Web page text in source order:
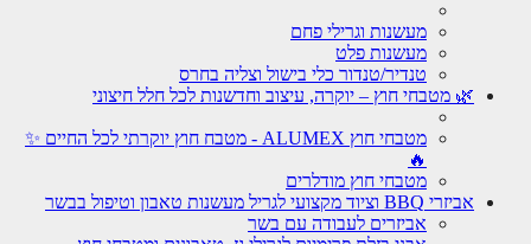
מעשנות וגרילי פחם
מעשנות פלט
טנדיר/טנדור כלי בישול וצליה בחרס
🌿 מטבחי חוץ – יוקרה, עיצוב וחדשנות לכל חלל חיצוני
מטבחי חוץ ALUMEX - מטבח חוץ יוקרתי לכל החיים ✨
מטבחי חוץ מודלרים
אביזרי BBQ וציוד מקצועי לגריל מעשנות טאבון וטיפול בבשר
אביזרים לעבודה עם בשר